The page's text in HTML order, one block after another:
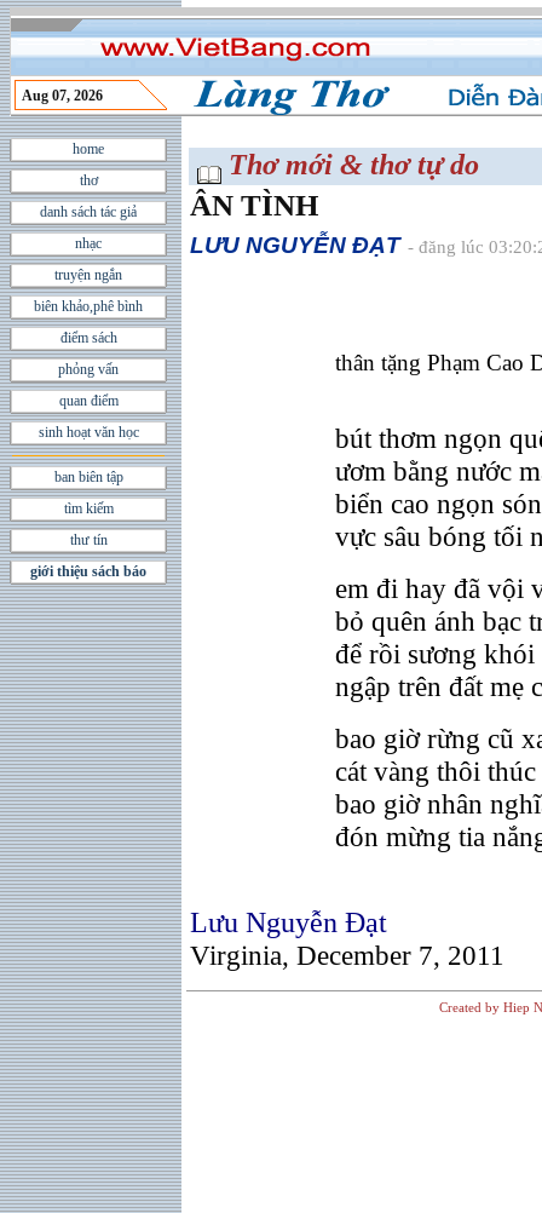
Aug 07, 2026
home
thơ
danh sách tác giả
nhạc
truyện ngắn
biên khảo,phê bình
điểm sách
phỏng vấn
quan điểm
sinh hoạt văn học
ban biên tập
tìm kiếm
thư tín
giới thiệu sách báo
Thơ mới & thơ tự do
ÂN TÌNH
LƯU NGUYỄN ĐẠT - đăng lúc
thân tặng Phạm Cao
bút thơm ngọn
ươm bằng nước
biển cao ngọn
vực sâu bóng tối
em đi hay đã vội
bỏ quên ánh bạc
để rồi sương
ngập trên đất mẹ
bao giờ rừng cũ
cát vàng thôi
bao giờ nhân
đón mừng tia
Lưu Nguyễn Đạt
Virginia, December 7, 2011
Created by Hiep